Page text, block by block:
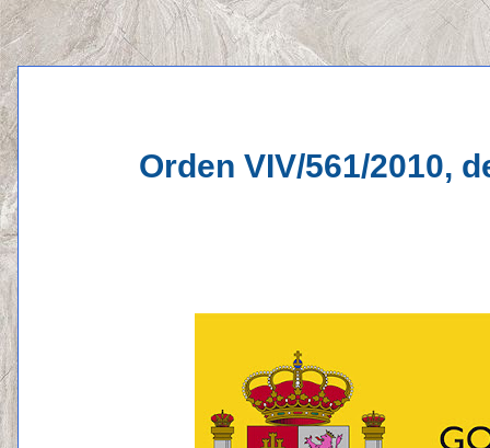
Orden VIV/561/2010,